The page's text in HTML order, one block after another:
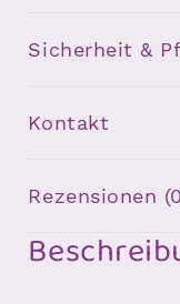
Sicherheit &
Kontakt
Rezensionen